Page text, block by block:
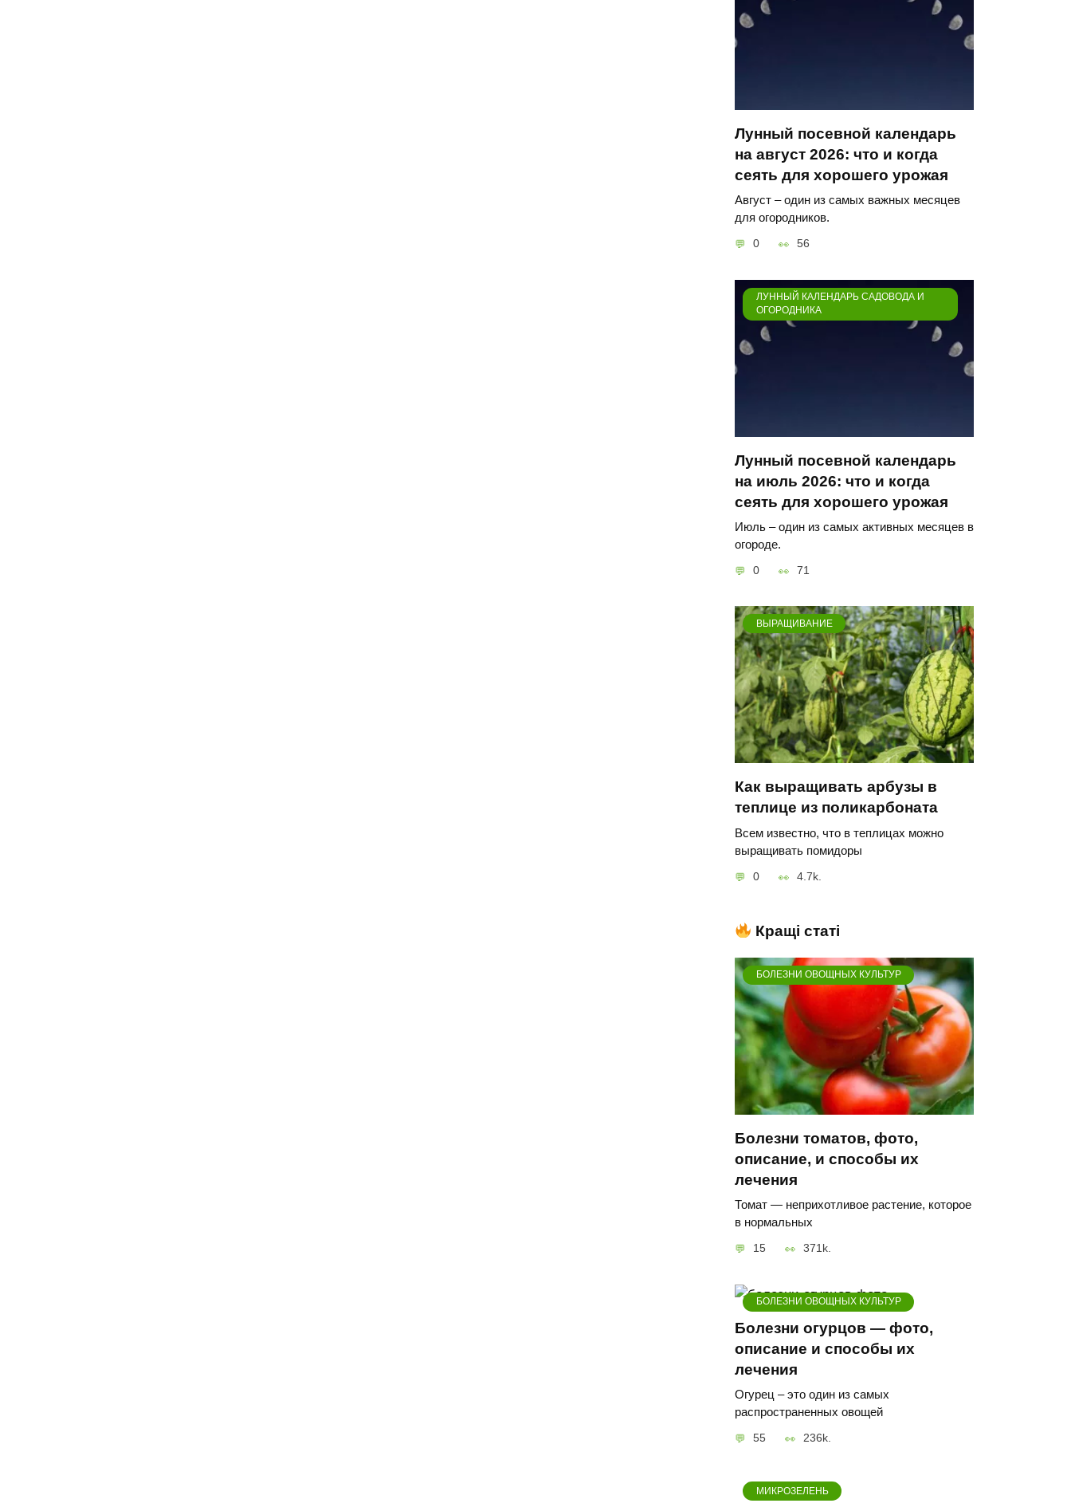
Лунный посевной календарь
на август 2026: что и когда
сеять для хорошего урожая
Август – один из самых важных месяцев
для огородников.
0 56
ЛУННЫЙ КАЛЕНДАРЬ САДОВОДА И
ОГОРОДНИКА
Лунный посевной календарь
на июль 2026: что и когда
сеять для хорошего урожая
Июль – один из самых активных месяцев в
огороде.
0 71
ВЫРАЩИВАНИЕ
Как выращивать арбузы в
теплице из поликарбоната
Всем известно, что в теплицах можно
выращивать помидоры
0 4.7k.
Кращі статі
БОЛЕЗНИ ОВОЩНЫХ КУЛЬТУР
Болезни томатов, фото,
описание, и способы их
лечения
Томат — неприхотливое растение, которое
в нормальных
15 371k.
БОЛЕЗНИ ОВОЩНЫХ КУЛЬТУР
Болезни огурцов — фото,
описание и способы их
лечения
Огурец – это один из самых
распространенных овощей
55 236k.
МИКРОЗЕЛЕНЬ